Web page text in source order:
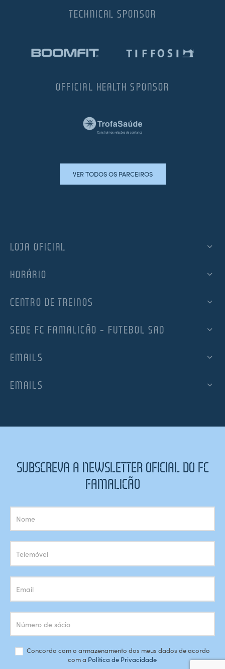
TECHNICAL SPONSOR
OFFICIAL HEALTH SPONSOR
VER TODOS OS PARCEIROS
LOJA OFICIAL
HORÁRIO
CENTRO DE TREINOS
SEDE FC FAMALICÃO – FUTEBOL SAD
EMAILS
EMAILS
SUBSCREVA A NEWSLETTER OFICIAL DO FC
FAMALICÃO
Subscrição
Newsletter
Concordo com o armazenamento dos meus dados de acordo
com a Política de Privacidade